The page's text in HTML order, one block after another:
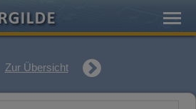
Zur Übersicht